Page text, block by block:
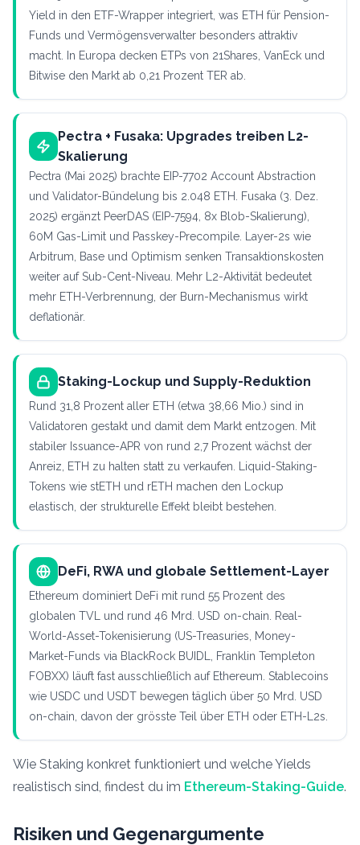
Yield in den ETF-Wrapper integriert, was ETH für Pension-
Funds und Vermögensverwalter besonders attraktiv
macht. In Europa decken ETPs von 21Shares, VanEck und
Bitwise den Markt ab 0,21 Prozent TER ab.
Pectra + Fusaka: Upgrades treiben L2-
Skalierung
Pectra (Mai 2025) brachte EIP-7702 Account Abstraction
und Validator-Bündelung bis 2.048 ETH. Fusaka (3. Dez.
2025) ergänzt PeerDAS (EIP-7594, 8x Blob-Skalierung),
60M Gas-Limit und Passkey-Precompile. Layer-2s wie
Arbitrum, Base und Optimism senken Transaktionskosten
weiter auf Sub-Cent-Niveau. Mehr L2-Aktivität bedeutet
mehr ETH-Verbrennung, der Burn-Mechanismus wirkt
deflationär.
Staking-Lockup und Supply-Reduktion
Rund 31,8 Prozent aller ETH (etwa 38,66 Mio.) sind in
Validatoren gestakt und damit dem Markt entzogen. Mit
stabiler Issuance-APR von rund 2,7 Prozent wächst der
Anreiz, ETH zu halten statt zu verkaufen. Liquid-Staking-
Tokens wie stETH und rETH machen den Lockup
elastisch, der strukturelle Effekt bleibt bestehen.
DeFi, RWA und globale Settlement-Layer
Ethereum dominiert DeFi mit rund 55 Prozent des
globalen TVL und rund 46 Mrd. USD on-chain. Real-
World-Asset-Tokenisierung (US-Treasuries, Money-
Market-Funds via BlackRock BUIDL, Franklin Templeton
FOBXX) läuft fast ausschließlich auf Ethereum. Stablecoins
wie USDC und USDT bewegen täglich über 50 Mrd. USD
on-chain, davon der grösste Teil über ETH oder ETH-L2s.
Wie Staking konkret funktioniert und welche Yields
realistisch sind, findest du im Ethereum-Staking-Guide.
Risiken und Gegenargumente